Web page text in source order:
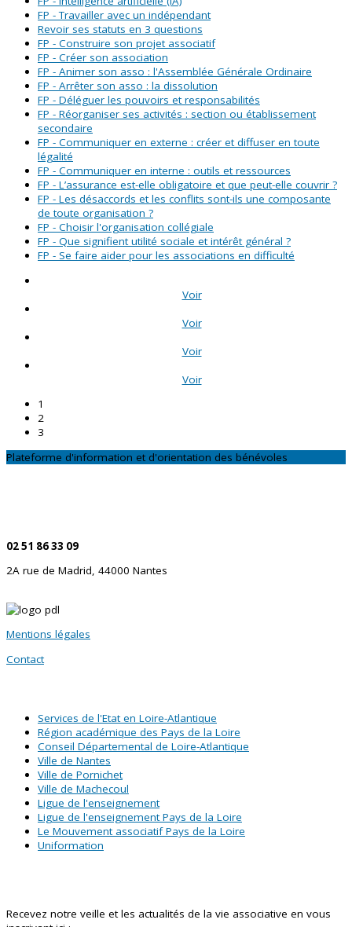
FP - Travailler avec un indépendant
Revoir ses statuts en 3 questions
FP - Construire son projet associatif
FP - Créer son association
FP - Animer son asso : l'Assemblée Générale Ordinaire
FP - Arrêter son asso : la dissolution
FP - Déléguer les pouvoirs et responsabilités
FP - Réorganiser ses activités : section ou établissement
secondaire
FP - Communiquer en externe : créer et diffuser en toute
légalité
FP - Communiquer en interne : outils et ressources
FP - L’assurance est-elle obligatoire et que peut-elle couvrir ?
FP - Les désaccords et les conflits sont-ils une composante
de toute organisation ?
FP - Choisir l'organisation collégiale
FP - Que signifient utilité sociale et intérêt général ?
FP - Se faire aider pour les associations en difficulté
Voir
Voir
Voir
Voir
1
2
3
Plateforme d'information et d'orientation des bénévoles
02 51 86 33 09
2A rue de Madrid, 44000 Nantes
Mentions légales
Contact
Services de l'Etat en Loire-Atlantique
Région académique des Pays de la Loire
Conseil Départemental de Loire-Atlantique
Ville de Nantes
Ville de Pornichet
Ville de Machecoul
Ligue de l'enseignement
Ligue de l'enseignement Pays de la Loire
Le Mouvement associatif Pays de la Loire
Uniformation
Recevez notre veille et les actualités de la vie associative en vous